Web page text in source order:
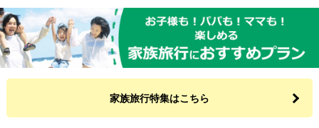
家族旅行特集はこちら